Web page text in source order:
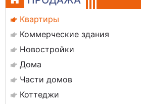
Квартиры
Коммерческие здания
Новостройки
Дома
Части домов
Коттеджи